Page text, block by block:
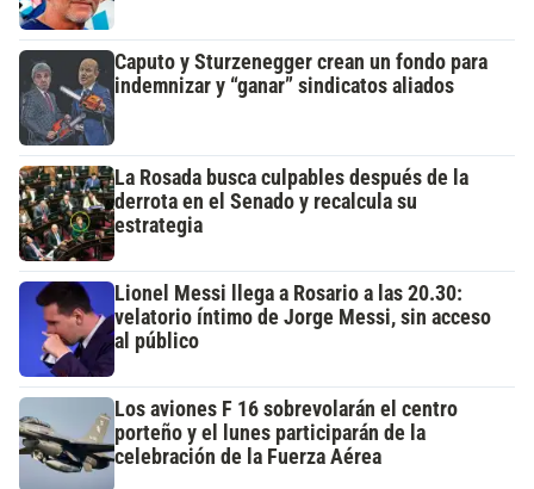
Caputo y Sturzenegger crean un fondo para
indemnizar y “ganar” sindicatos aliados
La Rosada busca culpables después de la
derrota en el Senado y recalcula su
estrategia
Lionel Messi llega a Rosario a las 20.30:
velatorio íntimo de Jorge Messi, sin acceso
al público
Los aviones F 16 sobrevolarán el centro
porteño y el lunes participarán de la
celebración de la Fuerza Aérea